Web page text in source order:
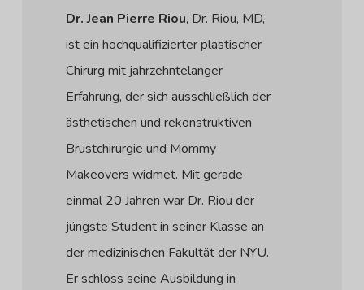
Dr. Jean Pierre Riou, Dr. Riou, MD,
ist ein hochqualifizierter plastischer
Chirurg mit jahrzehntelanger
Erfahrung, der sich ausschließlich der
ästhetischen und rekonstruktiven
Brustchirurgie und Mommy
Makeovers widmet. Mit gerade
einmal 20 Jahren war Dr. Riou der
jüngste Student in seiner Klasse an
der medizinischen Fakultät der NYU.
Er schloss seine Ausbildung in